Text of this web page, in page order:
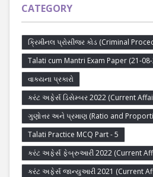
CATEGORY
ક્રિમીનલ પ્રોસીજર કોડ (Criminal
Talati cum Mantri Exam Paper (21-
વાક્યના પ્રકારો
કરંટ અફેર્સ ડિસેમ્બર 2022 (Current
ગુણોત્તર અને પ્રમાણ (Ratio and
Talati Practice MCQ Part - 5
કરંટ અફેર્સ ફેબ્રુઆરી 2022 (Current
કરંટ અફેર્સ જાન્યુઆરી 2021 (Current